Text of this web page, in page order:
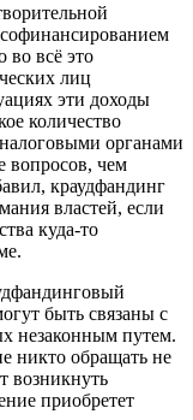
во всё это
лиц
эти доходы
количество
органами
вопросов, чем
краудфандинг
властей, если
куда-то
быть связаны с
незаконным путем.
никто обращать не
возникнуть
приобретет